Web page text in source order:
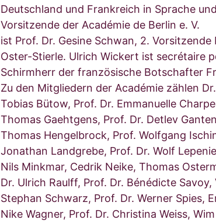
Deutschland und Frankreich in Sprache
Vorsitzende der Académie de Berlin e. V.
ist Prof. Dr. Gesine Schwan, 2. Vorsitzende
Oster-Stierle. Ulrich Wickert ist secrétaire
Schirmherr der französische Botschafter
Zu den Mitgliedern der Académie zählen
Tobias Bütow, Prof. Dr. Emmanuelle
Thomas Gaehtgens, Prof. Dr. Detlev
Thomas Hengelbrock, Prof. Wolfgang
Jonathan Landgrebe, Prof. Dr. Wolf
Nils Minkmar, Cedrik Neike, Thomas
Dr. Ulrich Raulff, Prof. Dr. Bénédicte
Stephan Schwarz, Prof. Dr. Werner Spies,
Nike Wagner, Prof. Dr. Christina Weiss,